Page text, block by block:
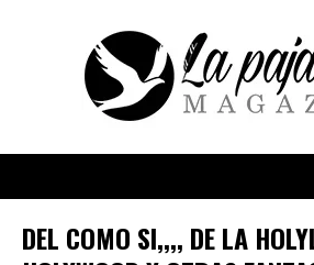
DEL COMO SI,,,, DE LA